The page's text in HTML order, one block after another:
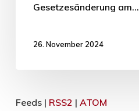
Gesetzesänderung am…
26. November 2024
Feeds | RSS2 | ATOM